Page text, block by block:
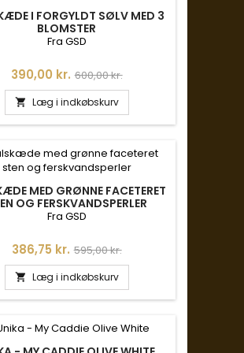
I FORGYLDT SØLV MED 3
BLOMSTER
Fra GSD
Pris
390,00 kr. Normalpris
600,00 kr.
 Læg i indkøbskurv
MED GRØNNE FACETERET
OG FERSKVANDSPERLER
Fra GSD
Pris
386,75 kr. Normalpris
595,00 kr.
 Læg i indkøbskurv